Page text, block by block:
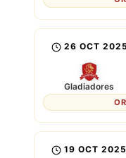
26 OCT 2025
Gladiadores
19 OCT 2025